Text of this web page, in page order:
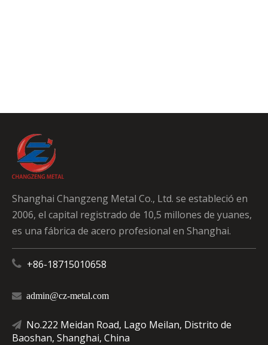
Shanghai Changzeng Metal Co., Ltd. se estableció en
2006, el capital registrado de 10,5 millones de yuanes,
es una fábrica de acero profesional en Shanghai.
 +86-18715010658
 admin@cz-metal.com
 No.222 Meidan Road, Lago Meilan, Distrito de
Baoshan, Shanghai, China